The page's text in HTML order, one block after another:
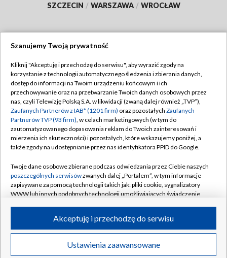
SZCZECIN / WARSZAWA / WROCŁAW
TVP
Abonament TVP
Emisja w TVP
Centrum informacji TVP
Naziemna Telewizja Cyfrowa
Rada Programowa
System NOS
Informacje o nadawcy
Program dla prasy
Ogłoszenie przetargowe
Regulamin TVP
Polityka prywatności
Moje zgody
Pomoc
Kontakt
Kanały
©2026 Telewizja Polska S.A. w likwidacji
Szanujemy Twoją prywatność
Kliknij "Akceptuję i przechodzę do serwisu", aby wyrazić zgody na
korzystanie z technologii automatycznego śledzenia i zbierania danych,
dostęp do informacji na Twoim urządzeniu końcowym i ich
przechowywanie oraz na przetwarzanie Twoich danych osobowych przez
nas, czyli Telewizję Polską S.A. w likwidacji (zwaną dalej również „TVP”),
Zaufanych Partnerów z IAB* (1201 firm) oraz pozostałych Zaufanych
Partnerów TVP (93 firm), w celach marketingowych (w tym do
zautomatyzowanego dopasowania reklam do Twoich zainteresowań i
mierzenia ich skuteczności) i pozostałych, które wskazujemy poniżej, a
także zgody na udostępnianie przez nas identyfikatora PPID do Google.
Twoje dane osobowe zbierane podczas odwiedzania przez Ciebie naszych
poszczególnych serwisówzwanych dalej „Portalem”, w tym informacje
zapisywane za pomocą technologii takich jak: pliki cookie, sygnalizatory
WWW lub innych podobnych technologii umożliwiających świadczenie
ruchu w Internecie.
Twoje dane osobowe zbierane podczas odwiedzania przez Ciebie
poszczególnych serwisówna Portalu, takie jak adresy IP, identyfikatory
Ustawienia zaawansowane
Akceptuję i przechodzę do serwisu